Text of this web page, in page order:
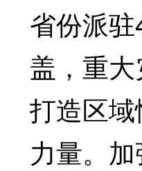
省份派
盖，重
打造区
力量。